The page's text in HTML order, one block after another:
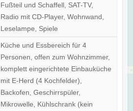
Fußteil und Schaffell, SAT-TV,
Radio mit CD-Player, Wohnwand,
Leselampe, Spiele
Küche und Essbereich für 4
Personen, offen zum Wohnzimmer,
komplett eingerichtete Einbauküche
mit E-Herd (4 Kochfelder),
Backofen, Geschirrspüler,
Mikrowelle, Kühlschrank (kein